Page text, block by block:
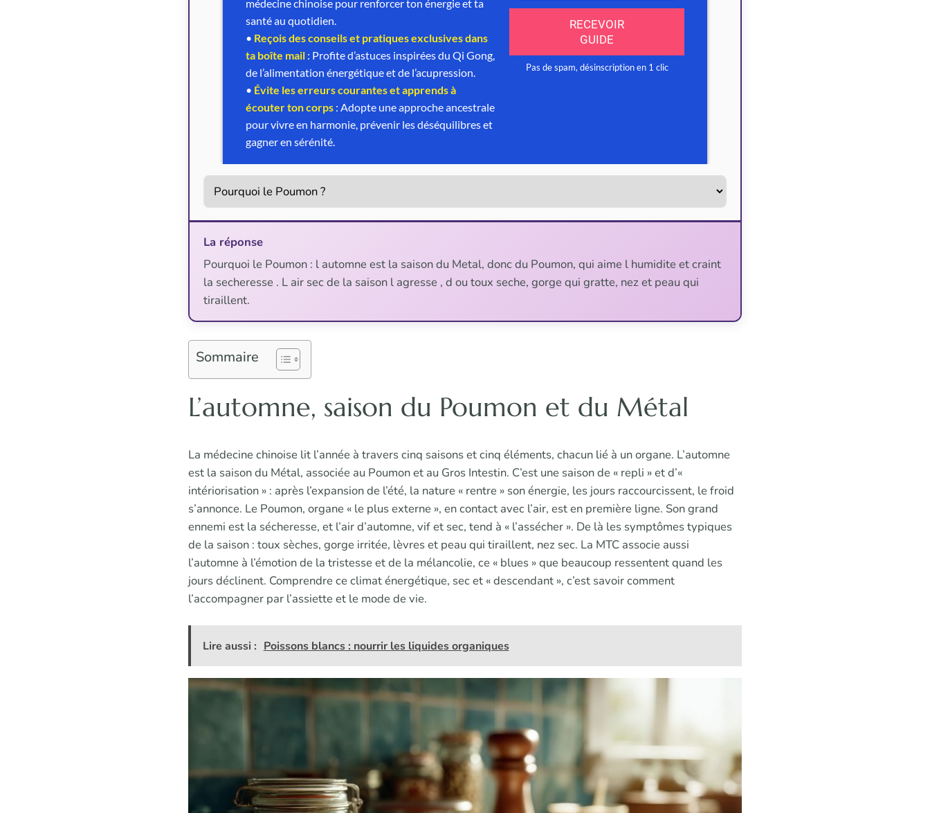
La réponse
Pourquoi le Poumon : l automne est la saison du Metal, donc du Poumon, qui aime l humidite et craint
la secheresse . L air sec de la saison l agresse , d ou toux seche, gorge qui gratte, nez et peau qui
tiraillent.
Sommaire
L’automne, saison du Poumon et du Métal
La médecine chinoise lit l’année à travers cinq saisons et cinq éléments, chacun lié à un organe. L’automne
est la saison du Métal, associée au Poumon et au Gros Intestin. C’est une saison de « repli » et d’«
intériorisation » : après l’expansion de l’été, la nature « rentre » son énergie, les jours raccourcissent, le froid
s’annonce. Le Poumon, organe « le plus externe », en contact avec l’air, est en première ligne. Son grand
ennemi est la sécheresse, et l’air d’automne, vif et sec, tend à « l’assécher ». De là les symptômes typiques
de la saison : toux sèches, gorge irritée, lèvres et peau qui tiraillent, nez sec. La MTC associe aussi
l’automne à l’émotion de la tristesse et de la mélancolie, ce « blues » que beaucoup ressentent quand les
jours déclinent. Comprendre ce climat énergétique, sec et « descendant », c’est savoir comment
l’accompagner par l’assiette et le mode de vie.
Lire aussi : Poissons blancs : nourrir les liquides organiques